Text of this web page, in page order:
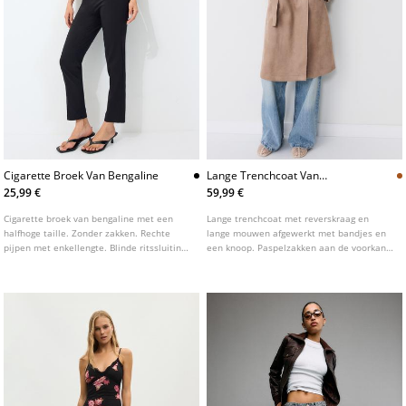
Cigarette Broek Van Bengaline
25,99 €
Cigarette broek van bengaline met een
halfhoge taille. Zonder zakken. Rechte
pijpen met enkellengte. Blinde ritssluiting
Lange Trenchcoat Van
Imitatiesuede
59,99 €
Lange trenchcoat met reverskraag en
lange mouwen afgewerkt met bandjes en
een knoop. Paspelzakken aan de voorkant.
knopen en een ceintuur van dezelfde stof.